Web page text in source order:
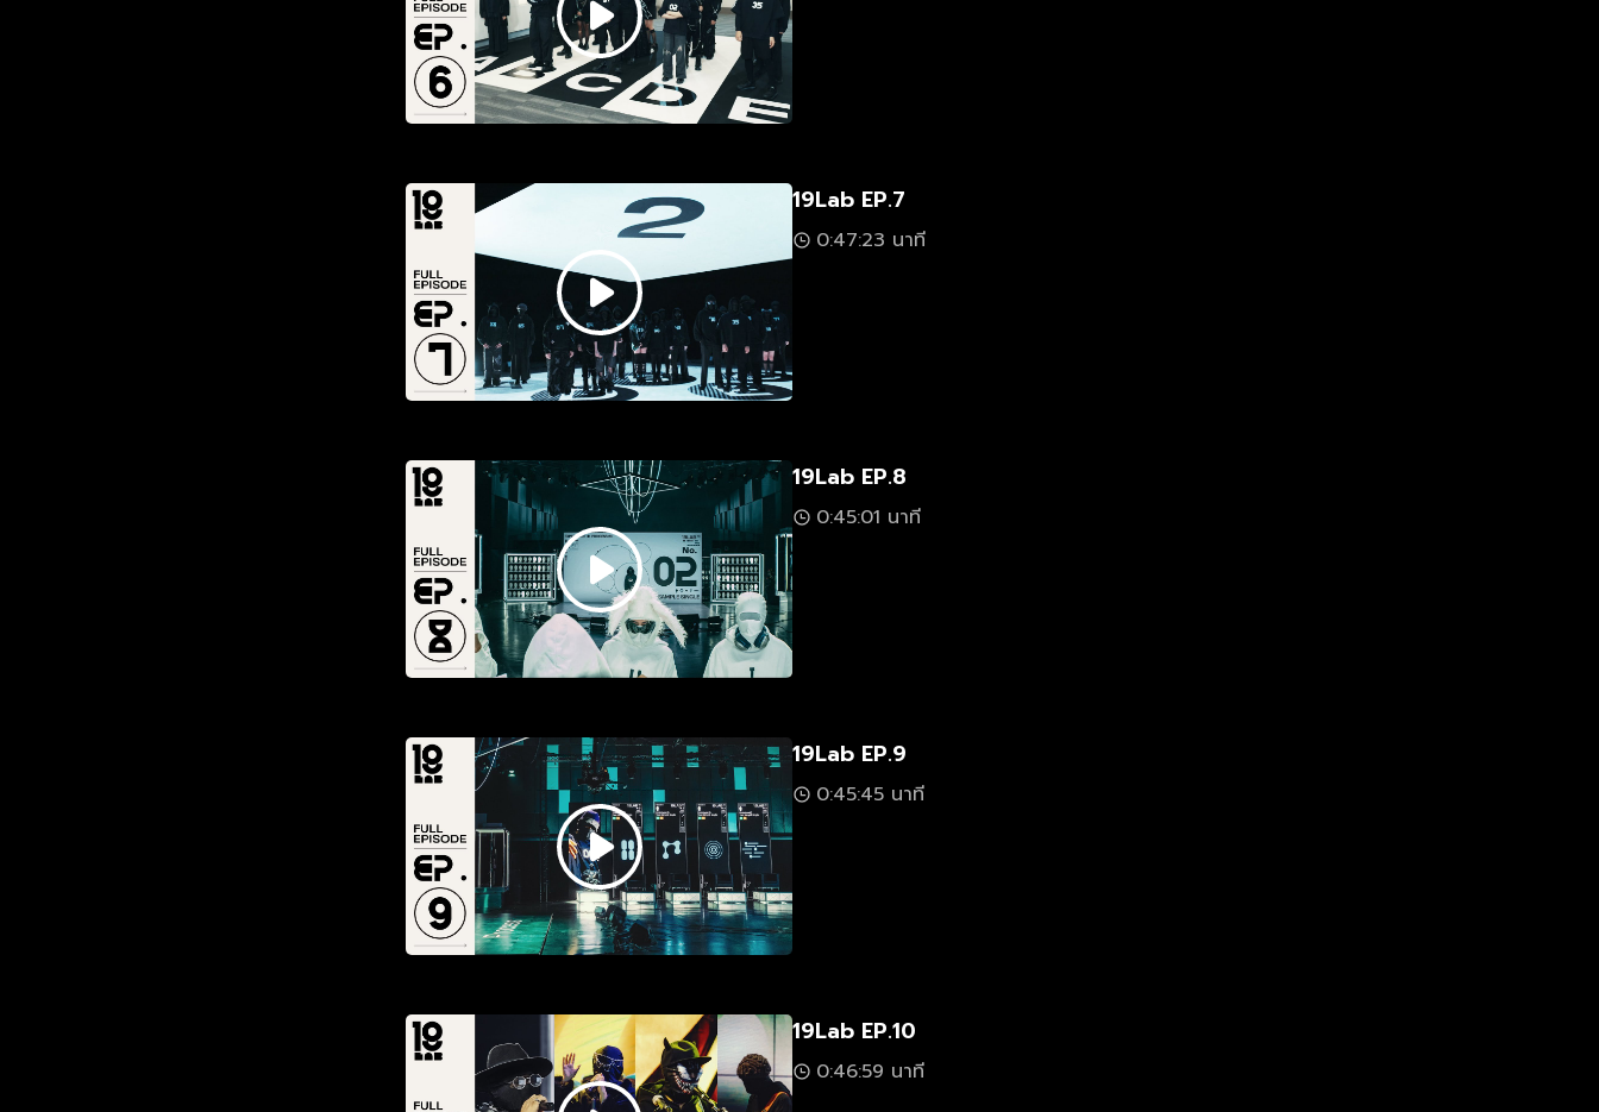
19Lab EP.7
0:47:23 นาที
19Lab EP.8
0:45:01 นาที
19Lab EP.9
0:45:45 นาที
19Lab EP.10
0:46:59 นาที